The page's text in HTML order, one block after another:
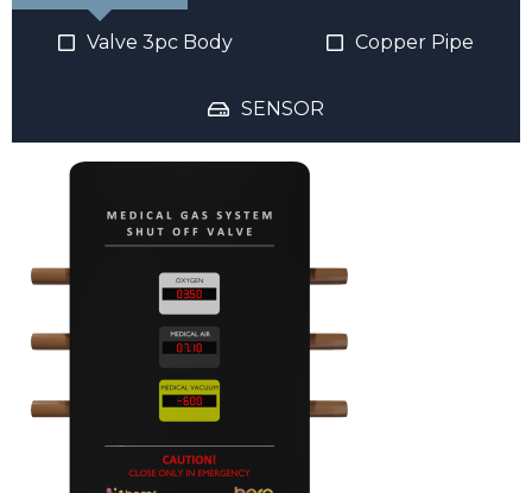
Valve 3pc Body Copper Pipe
SENSOR